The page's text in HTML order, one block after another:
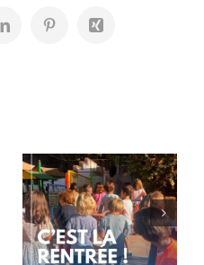
LinkedInPinterestXing
Message
de rentrée